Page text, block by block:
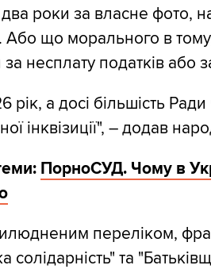
роки за власне фото,
️Або що морального в
за несплату податків або
рік, а досі більшість
інквізиції", – додав
ПорноСУД. Чому в
переліком,
солідарність" та